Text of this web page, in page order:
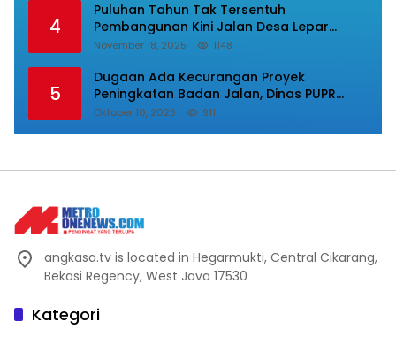
4
Puluhan Tahun Tak Tersentuh
Pembangunan Kini Jalan Desa Lepar
Samura Mulus, Masyarakat Sampaikan
November 18, 2025 1148
5
Dugaan Ada Kecurangan Proyek
Peningkatan Badan Jalan, Dinas PUPR
Labura Diadukan Ke Kejatisu.
Oktober 10, 2025 911
angkasa.tv is located in Hegarmukti, Central Cikarang,
Bekasi Regency, West Java 17530
Kategori